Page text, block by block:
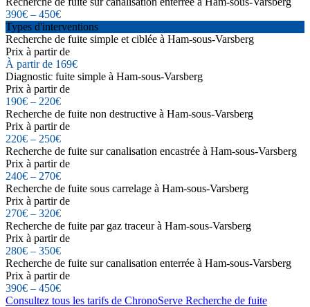
390€ – 450€
Types d'interventions
Recherche de fuite simple et ciblée à Ham-sous-Varsberg
Prix à partir de
À partir de 169€
Diagnostic fuite simple à Ham-sous-Varsberg
Prix à partir de
190€ – 220€
Recherche de fuite non destructive à Ham-sous-Varsberg
Prix à partir de
220€ – 250€
Recherche de fuite sur canalisation encastrée à Ham-sous-Varsberg
Prix à partir de
240€ – 270€
Recherche de fuite sous carrelage à Ham-sous-Varsberg
Prix à partir de
270€ – 320€
Recherche de fuite par gaz traceur à Ham-sous-Varsberg
Prix à partir de
280€ – 350€
Recherche de fuite sur canalisation enterrée à Ham-sous-Varsberg
Prix à partir de
390€ – 450€
Consultez tous les tarifs de ChronoServe Recherche de fuite